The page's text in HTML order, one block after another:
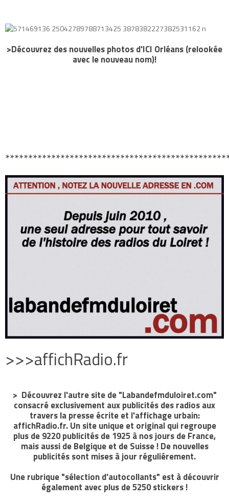
>Découvrez des nouvelles photos d'ICI Orléans (relookée
avec le nouveau nom)!
>>>affichRadio.fr
> Découvrez l'autre site de "Labandefmduloiret.com"
consacré exclusivement aux publicités des radios aux
travers la presse écrite et l'affichage urbain:
affichRadio.fr. Un site unique et original qui regroupe
plus de 9220 publicités de 1925 à nos jours de France,
mais aussi de Belgique et de Suisse ! De nouvelles
publicités sont mises à jour réguliérement.
Une rubrique "sélection d'autocollants" est à découvrir
également avec plus de 5250 stickers !